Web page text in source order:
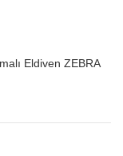
Eldiven ZEBRA